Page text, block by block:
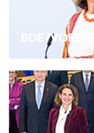
BDE/